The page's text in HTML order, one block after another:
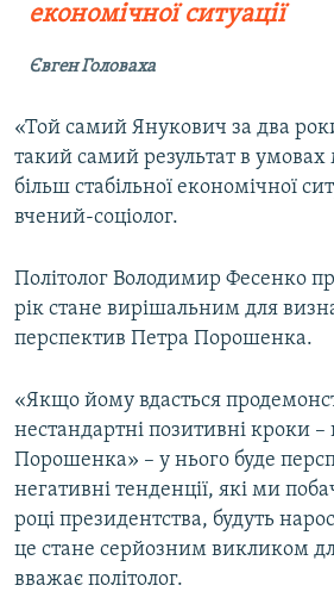
економічної ситуації
Євген Головаха
«Той самий Янукович за два
такий самий результат в умовах
більш стабільної економічної
вчений-соціолог.
Політолог Володимир Фесенко
рік стане вирішальним для
перспектив Петра Порошенка.
«Якщо йому вдасться
нестандартні позитивні кроки
Порошенка» – у нього буде
негативні тенденції, які ми
році президентства, будуть
це стане серйозним викликом
вважає політолог.